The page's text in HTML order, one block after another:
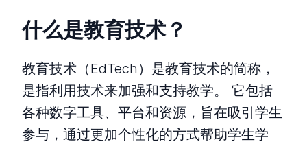
什么是教育技术？
教育技术（EdTech）是教育技术的简称，
是指利用技术来加强和支持教学。 它包括
各种数字工具、平台和资源，旨在吸引学生
参与，通过更加个性化的方式帮助学生学